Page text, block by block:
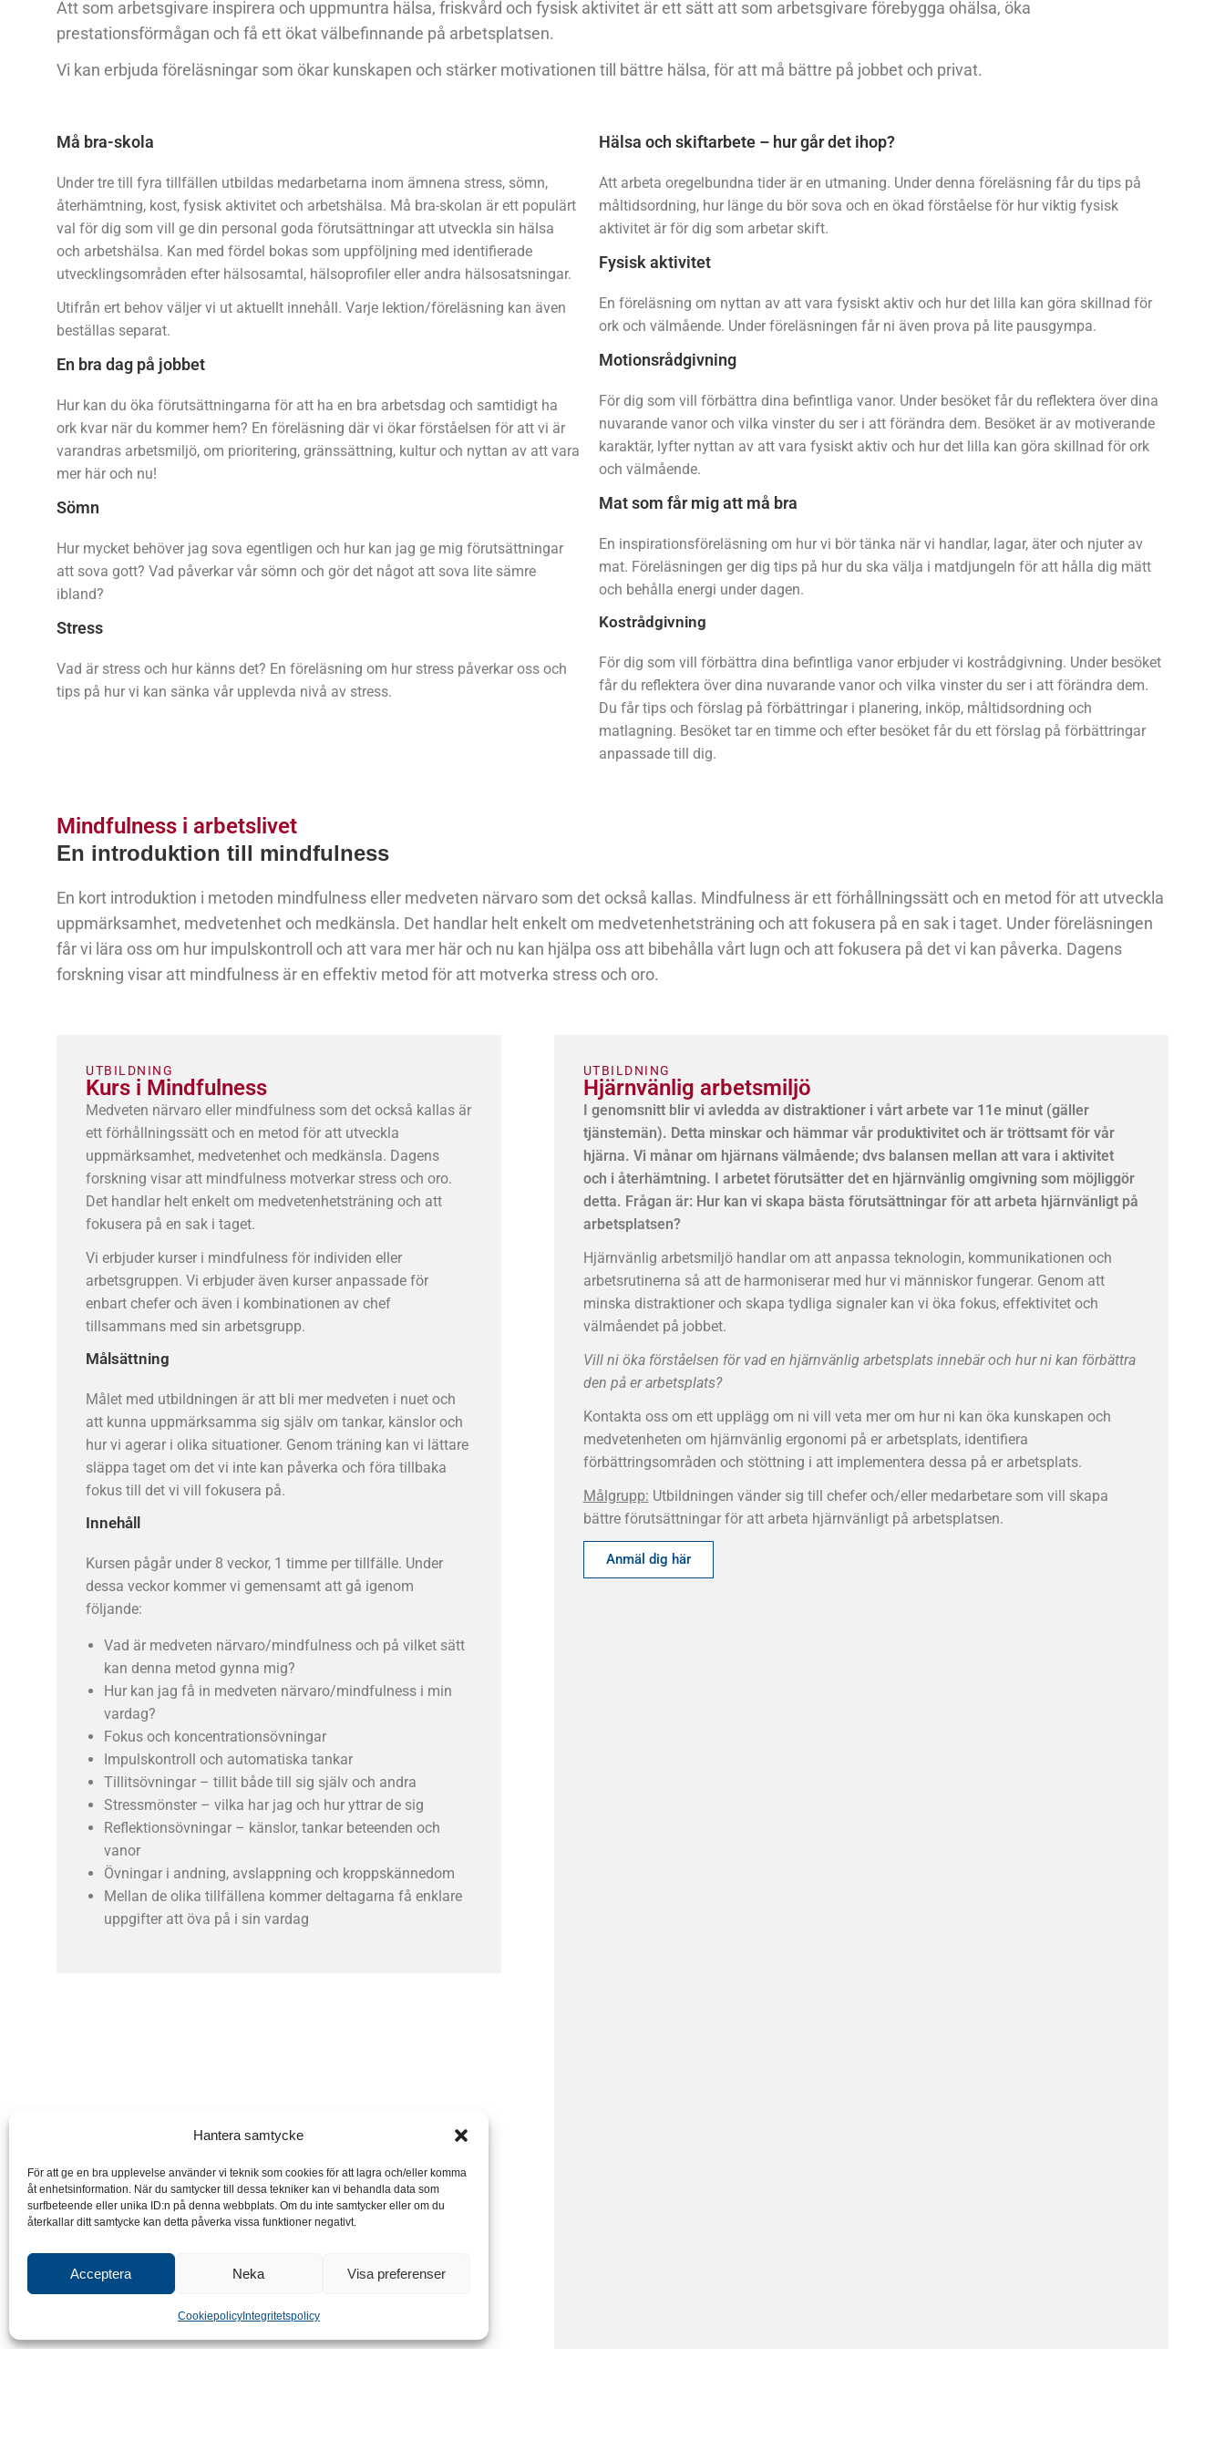
Hantera samtycke
För att ge en bra upplevelse använder vi teknik som cookies för att lagra och/eller komma
åt enhetsinformation. När du samtycker till dessa tekniker kan vi behandla data som
surfbeteende eller unika ID:n på denna webbplats. Om du inte samtycker eller om du
återkallar ditt samtycke kan detta påverka vissa funktioner negativt.
Acceptera Neka Visa preferenser
CookiepolicyIntegritetspolicy
Att som arbetsgivare inspirera och uppmuntra hälsa, friskvård och fysisk aktivitet är ett sätt att som arbetsgivare förebygga ohälsa, öka
prestationsförmågan och få ett ökat välbefinnande på arbetsplatsen.
Vi kan erbjuda föreläsningar som ökar kunskapen och stärker motivationen till bättre hälsa, för att må bättre på jobbet och privat.
Må bra-skola
Under tre till fyra tillfällen utbildas medarbetarna inom ämnena stress, sömn,
återhämtning, kost, fysisk aktivitet och arbetshälsa. Må bra-skolan är ett populärt
val för dig som vill ge din personal goda förutsättningar att utveckla sin hälsa
och arbetshälsa. Kan med fördel bokas som uppföljning med identifierade
utvecklingsområden efter hälsosamtal, hälsoprofiler eller andra hälsosatsningar.
Utifrån ert behov väljer vi ut aktuellt innehåll. Varje lektion/föreläsning kan även
beställas separat.
En bra dag på jobbet
Hur kan du öka förutsättningarna för att ha en bra arbetsdag och samtidigt ha
ork kvar när du kommer hem? En föreläsning där vi ökar förståelsen för att vi är
varandras arbetsmiljö, om prioritering, gränssättning, kultur och nyttan av att vara
mer här och nu!
Sömn
Hur mycket behöver jag sova egentligen och hur kan jag ge mig förutsättningar
att sova gott? Vad påverkar vår sömn och gör det något att sova lite sämre
ibland?
Stress
Vad är stress och hur känns det? En föreläsning om hur stress påverkar oss och
tips på hur vi kan sänka vår upplevda nivå av stress.
Hälsa och skiftarbete – hur går det ihop?
Att arbeta oregelbundna tider är en utmaning. Under denna föreläsning får du tips på
måltidsordning, hur länge du bör sova och en ökad förståelse för hur viktig fysisk
aktivitet är för dig som arbetar skift.
Fysisk aktivitet
En föreläsning om nyttan av att vara fysiskt aktiv och hur det lilla kan göra skillnad för
ork och välmående. Under föreläsningen får ni även prova på lite pausgympa.
Motionsrådgivning
För dig som vill förbättra dina befintliga vanor. Under besöket får du reflektera över dina
nuvarande vanor och vilka vinster du ser i att förändra dem. Besöket är av motiverande
karaktär, lyfter nyttan av att vara fysiskt aktiv och hur det lilla kan göra skillnad för ork
och välmående.
Mat som får mig att må bra
En inspirationsföreläsning om hur vi bör tänka när vi handlar, lagar, äter och njuter av
mat. Föreläsningen ger dig tips på hur du ska välja i matdjungeln för att hålla dig mätt
och behålla energi under dagen.
Kostrådgivning
För dig som vill förbättra dina befintliga vanor erbjuder vi kostrådgivning. Under besöket
får du reflektera över dina nuvarande vanor och vilka vinster du ser i att förändra dem.
Du får tips och förslag på förbättringar i planering, inköp, måltidsordning och
matlagning. Besöket tar en timme och efter besöket får du ett förslag på förbättringar
anpassade till dig.
Mindfulness i arbetslivet
En introduktion till mindfulness
En kort introduktion i metoden mindfulness eller medveten närvaro som det också kallas. Mindfulness är ett förhållningssätt och en metod för att utveckla
uppmärksamhet, medvetenhet och medkänsla. Det handlar helt enkelt om medvetenhetsträning och att fokusera på en sak i taget. Under föreläsningen
får vi lära oss om hur impulskontroll och att vara mer här och nu kan hjälpa oss att bibehålla vårt lugn och att fokusera på det vi kan påverka. Dagens
forskning visar att mindfulness är en effektiv metod för att motverka stress och oro.
UTBILDNING
Kurs i Mindfulness
Medveten närvaro eller mindfulness som det också kallas är
ett förhållningssätt och en metod för att utveckla
uppmärksamhet, medvetenhet och medkänsla. Dagens
forskning visar att mindfulness motverkar stress och oro.
Det handlar helt enkelt om medvetenhetsträning och att
fokusera på en sak i taget.
Vi erbjuder kurser i mindfulness för individen eller
arbetsgruppen. Vi erbjuder även kurser anpassade för
enbart chefer och även i kombinationen av chef
tillsammans med sin arbetsgrupp.
Målsättning
Målet med utbildningen är att bli mer medveten i nuet och
att kunna uppmärksamma sig själv om tankar, känslor och
hur vi agerar i olika situationer. Genom träning kan vi lättare
släppa taget om det vi inte kan påverka och föra tillbaka
fokus till det vi vill fokusera på.
Innehåll
Kursen pågår under 8 veckor, 1 timme per tillfälle. Under
dessa veckor kommer vi gemensamt att gå igenom
följande:
Vad är medveten närvaro/mindfulness och på vilket sätt
kan denna metod gynna mig?
Hur kan jag få in medveten närvaro/mindfulness i min
vardag?
Fokus och koncentrationsövningar
Impulskontroll och automatiska tankar
Tillitsövningar – tillit både till sig själv och andra
Stressmönster – vilka har jag och hur yttrar de sig
Reflektionsövningar – känslor, tankar beteenden och
vanor
Övningar i andning, avslappning och kroppskännedom
Mellan de olika tillfällena kommer deltagarna få enklare
uppgifter att öva på i sin vardag
UTBILDNING
Hjärnvänlig arbetsmiljö
I genomsnitt blir vi avledda av distraktioner i vårt arbete var 11e minut (gäller
tjänstemän). Detta minskar och hämmar vår produktivitet och är tröttsamt för vår
hjärna. Vi månar om hjärnans välmående; dvs balansen mellan att vara i aktivitet
och i återhämtning. I arbetet förutsätter det en hjärnvänlig omgivning som möjliggör
detta. Frågan är: Hur kan vi skapa bästa förutsättningar för att arbeta hjärnvänligt på
arbetsplatsen?
Hjärnvänlig arbetsmiljö handlar om att anpassa teknologin, kommunikationen och
arbetsrutinerna så att de harmoniserar med hur vi människor fungerar. Genom att
minska distraktioner och skapa tydliga signaler kan vi öka fokus, effektivitet och
välmåendet på jobbet.
Vill ni öka förståelsen för vad en hjärnvänlig arbetsplats innebär och hur ni kan förbättra
den på er arbetsplats?
Kontakta oss om ett upplägg om ni vill veta mer om hur ni kan öka kunskapen och
medvetenheten om hjärnvänlig ergonomi på er arbetsplats, identifiera
förbättringsområden och stöttning i att implementera dessa på er arbetsplats.
Målgrupp: Utbildningen vänder sig till chefer och/eller medarbetare som vill skapa
bättre förutsättningar för att arbeta hjärnvänligt på arbetsplatsen.
Anmäl dig här